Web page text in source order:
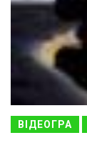
ВІДЕОГРА